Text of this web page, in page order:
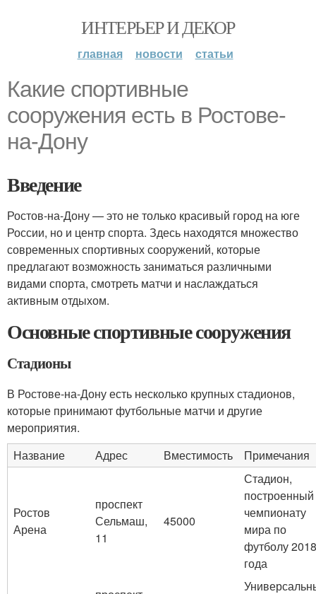
ИНТЕРЬЕР И ДЕКОР
главная новости статьи
Какие спортивные
сооружения есть в Ростове-
на-Дону
Введение
Ростов-на-Дону — это не только красивый город на юге
России, но и центр спорта. Здесь находятся множество
современных спортивных сооружений, которые
предлагают возможность заниматься различными
видами спорта, смотреть матчи и наслаждаться
активным отдыхом.
Основные спортивные сооружения
Стадионы
В Ростове-на-Дону есть несколько крупных стадионов,
которые принимают футбольные матчи и другие
мероприятия.
Название
Адрес Вместимость Примечания
Ростов
Арена
проспект
Сельмаш,
11
45000
Стадион,
построенный
чемпионату
мира по
футболу 2018
года